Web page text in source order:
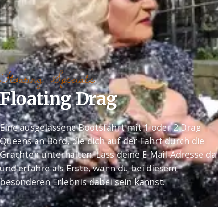
Floating Specials
Floating Drag
Eine ausgelassene Bootsfahrt mit 1 oder 2 Drag
Queens an Bord, die dich auf der Fahrt durch die
Grachten unterhalten. Lass deine E-Mail-Adresse da
und erfahre als Erste, wann du bei diesem
besonderen Erlebnis dabei sein kannst.